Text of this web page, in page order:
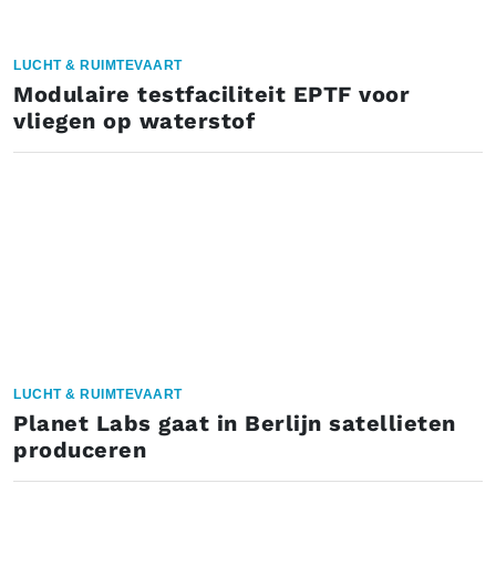
LUCHT & RUIMTEVAART
Modulaire testfaciliteit EPTF voor
vliegen op waterstof
LUCHT & RUIMTEVAART
Planet Labs gaat in Berlijn satellieten
produceren